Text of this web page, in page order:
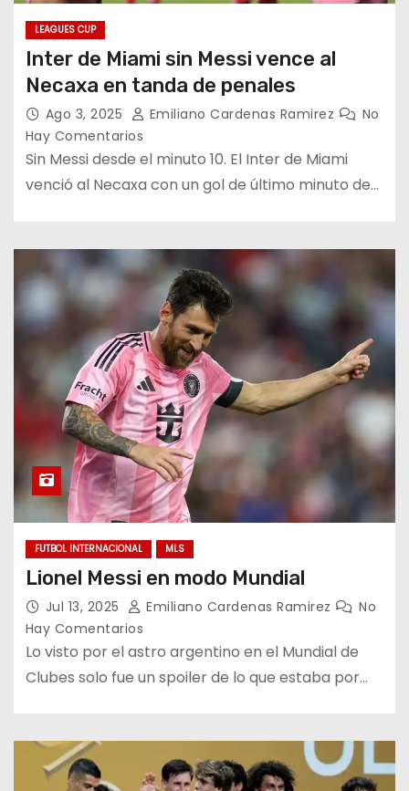
LEAGUES CUP
Inter de Miami sin Messi vence al
Necaxa en tanda de penales
Ago 3, 2025 Emiliano Cardenas Ramirez
No
Hay Comentarios
Sin Messi desde el minuto 10. El Inter de Miami
venció al Necaxa con un gol de último minuto de…
FUTBOL INTERNACIONAL MLS
Lionel Messi en modo Mundial
Jul 13, 2025 Emiliano Cardenas Ramirez
No
Hay Comentarios
Lo visto por el astro argentino en el Mundial de
Clubes solo fue un spoiler de lo que estaba por…